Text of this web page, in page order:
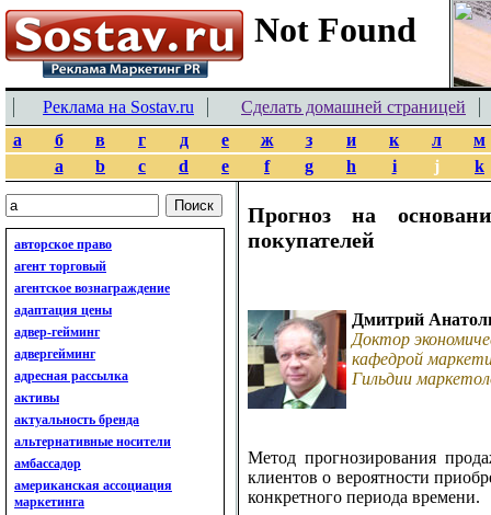
Реклама на Sostav.ru
Сделать домашней страницей
а
б в г д е ж з и к л
м
a
b c d e f g h i j k
авторское право
агент торговый
агентское вознаграждение
адаптация цены
адвер-гейминг
адвергейминг
адресная рассылка
активы
актуальность бренда
альтернативные носители
амбассадор
американская ассоциация
маркетинга
Прогноз на
покупателей
Дмитрий
Доктор
кафедрой
Гильдии
Метод прогнозирования
клиентов о вероятности
конкретного периода времени.